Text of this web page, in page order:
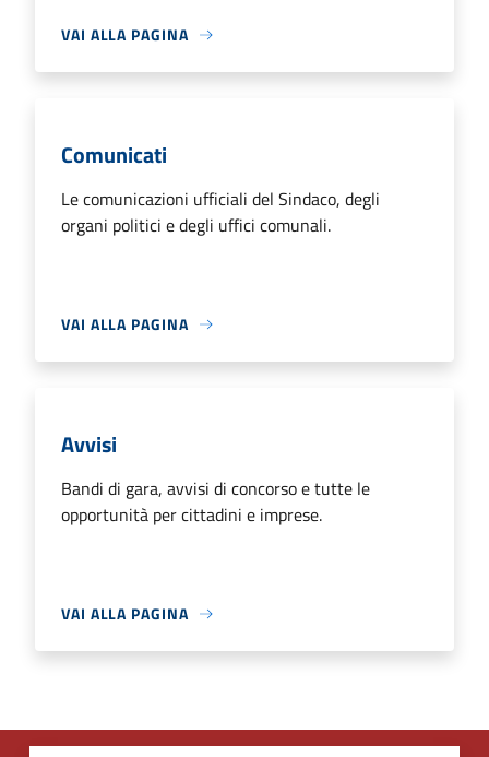
VAI ALLA PAGINA
Comunicati
Le comunicazioni ufficiali del Sindaco, degli
organi politici e degli uffici comunali.
VAI ALLA PAGINA
Avvisi
Bandi di gara, avvisi di concorso e tutte le
opportunità per cittadini e imprese.
VAI ALLA PAGINA